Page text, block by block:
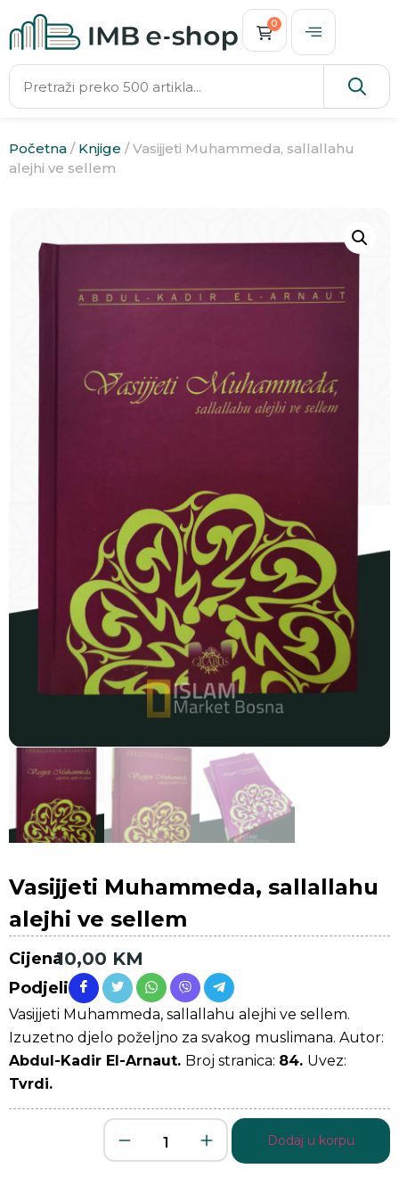
0
Početna / Knjige / Vasijjeti Muhammeda, sallallahu
alejhi ve sellem
Vasijjeti Muhammeda, sallallahu
alejhi ve sellem
Cijena10,00 KM
Podjeli
Vasijjeti Muhammeda, sallallahu alejhi ve sellem.
Izuzetno djelo poželjno za svakog muslimana. Autor:
Abdul-Kadir El-Arnaut. Broj stranica: 84. Uvez:
Tvrdi.
Dodaj u korpu